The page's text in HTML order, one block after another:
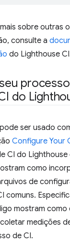
sobre outras
consulte a
do Lighthouse
do
ser usado
Configure Your
CI do Lighthouse
como
de
comuns.
mostram como
medições
de CI.